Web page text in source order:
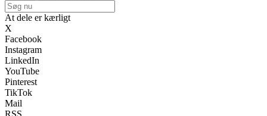
At dele er kærligt
X
Facebook
Instagram
LinkedIn
YouTube
Pinterest
TikTok
Mail
RSS